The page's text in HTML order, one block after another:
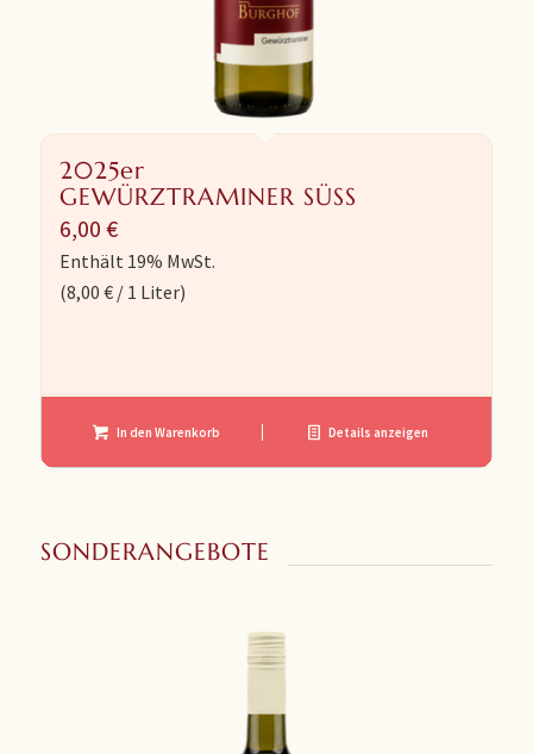
2025er
GEWÜRZTRAMINER SÜSS
6,00 €
Enthält 19% MwSt.
(8,00 €/ 1 Liter)
In den Warenkorb Details anzeigen
SONDERANGEBOTE